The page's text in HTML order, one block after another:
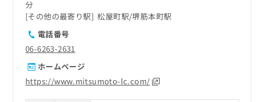
分
その他の最寄り駅
松屋町駅 堺筋本町駅
電話番号
06-6263-2631
ホームページ
https://www.mitsumoto-lc.com/